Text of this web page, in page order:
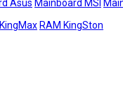
Asus Mainboard MSI
RAM KingSton